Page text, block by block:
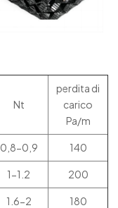
Nt
perdita di
carico
Pa/m
0,8-0,9 140
1-1.2 200
1.6-2 180